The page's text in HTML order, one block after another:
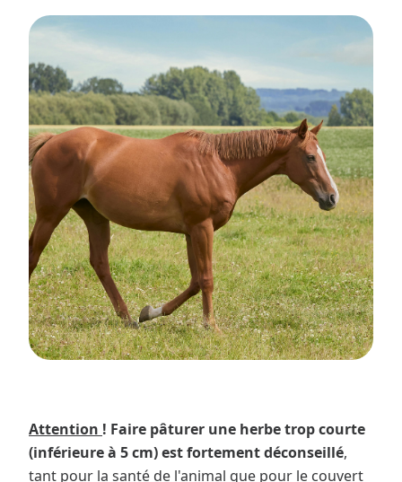
Attention ! Faire pâturer une herbe trop courte
(inférieure à 5 cm) est fortement déconseillé,
tant pour la santé de l'animal que pour le couvert